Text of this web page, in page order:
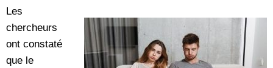
Les
chercheurs
ont constaté
que le